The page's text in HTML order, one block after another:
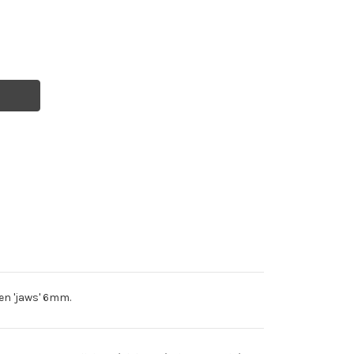
'jaws' 6mm.